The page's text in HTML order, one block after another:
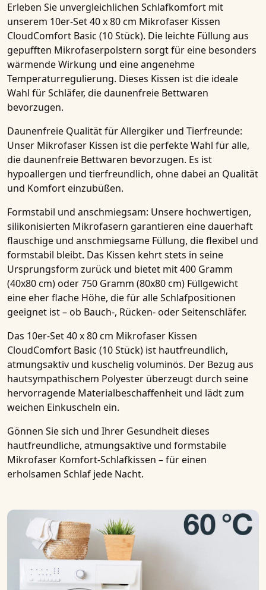
Erleben Sie unvergleichlichen Schlafkomfort mit
unserem 10er-Set 40 x 80 cm Mikrofaser Kissen
CloudComfort Basic (10 Stück). Die leichte Füllung aus
gepufften Mikrofaserpolstern sorgt für eine besonders
wärmende Wirkung und eine angenehme
Temperaturregulierung. Dieses Kissen ist die ideale
Wahl für Schläfer, diedaunenfreie Bettwaren
bevorzugen.
Daunenfreie Qualität für Allergiker und Tierfreunde:
Unser Mikrofaser Kissen ist die perfekte Wahl für alle,
die daunenfreie Bettwaren bevorzugen. Es ist
hypoallergen und tierfreundlich, ohne dabei an Qualität
und Komfort einzubüßen.
Formstabil und anschmiegsam: Unsere hochwertigen,
silikonisierten Mikrofasern garantieren eine dauerhaft
flauschige und anschmiegsame Füllung, die flexibel und
formstabil bleibt. Das Kissen kehrt stets in seine
Ursprungsform zurück und bietet mit 400 Gramm
(40x80 cm) oder 750 Gramm (80x80 cm) Füllgewicht
eine eher flache Höhe, die für alle Schlafpositionen
geeignet ist – ob Bauch-, Rücken- oder Seitenschläfer.
Das 10er-Set 40 x 80 cm Mikrofaser Kissen
CloudComfort Basic (10 Stück) ist hautfreundlich,
atmungsaktiv und kuschelig voluminös. Der Bezug aus
hautsympathischem Polyester überzeugt durch seine
hervorragende Materialbeschaffenheit und lädt zum
weichen Einkuscheln ein.
Gönnen Sie sich und Ihrer Gesundheit dieses
hautfreundliche, atmungsaktive und formstabile
Mikrofaser Komfort-Schlafkissen – für einen
erholsamen Schlaf jede Nacht.